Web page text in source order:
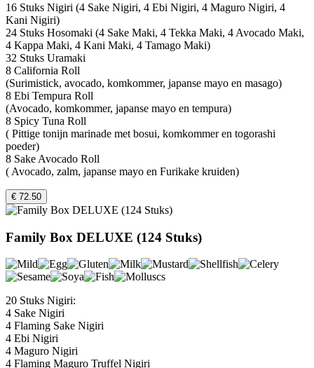
16 Stuks Nigiri (4 Sake Nigiri, 4 Ebi Nigiri, 4 Maguro Nigiri, 4
Kani Nigiri)
24 Stuks Hosomaki (4 Sake Maki, 4 Tekka Maki, 4 Avocado Maki,
4 Kappa Maki, 4 Kani Maki, 4 Tamago Maki)
32 Stuks Uramaki
8 California Roll
(Surimistick, avocado, komkommer, japanse mayo en masago)
8 Ebi Tempura Roll
(Avocado, komkommer, japanse mayo en tempura)
8 Spicy Tuna Roll
( Pittige tonijn marinade met bosui, komkommer en togorashi
poeder)
8 Sake Avocado Roll
( Avocado, zalm, japanse mayo en Furikake kruiden)
€ 72.50
Family Box DELUXE (124 Stuks)
20 Stuks Nigiri:
4 Sake Nigiri
4 Flaming Sake Nigiri
4 Ebi Nigiri
4 Maguro Nigiri
4 Flaming Maguro Truffel Nigiri